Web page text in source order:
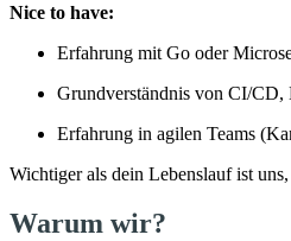
Nice to have:
Erfahrung mit Go oder
Grundverständnis von CI/
Erfahrung in agilen Teams
Wichtiger als dein Lebenslauf ist uns,
Warum wir?